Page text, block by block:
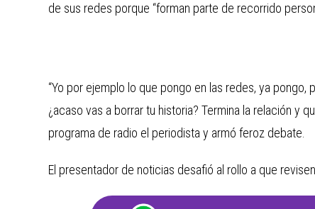
de sus redes porque “forman parte de recorrido
“Yo por ejemplo lo que pongo en las redes, ya
¿acaso vas a borrar tu historia? Termina la relación y
programa de radio el periodista y armó feroz debate.
El presentador de noticias desafió al rollo a que